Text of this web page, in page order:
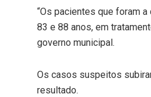
“Os pacientes que foram
83 e 88 anos, em
governo municipal.
Os casos suspeitos
resultado.